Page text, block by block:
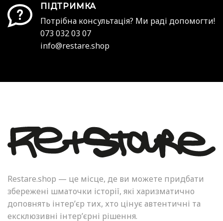
ПІДТРИМКА
Потрібна консультація? Ми раді допомогти!
073 032 03 07
info@restare.shop
Restare.shop — це місце, де ви можете придбати
збережені шматочки історії, які харизматично
доповнять інтер’єр тих, хто цінує автентичні та
ексклюзивні інтер’єрні рішення.